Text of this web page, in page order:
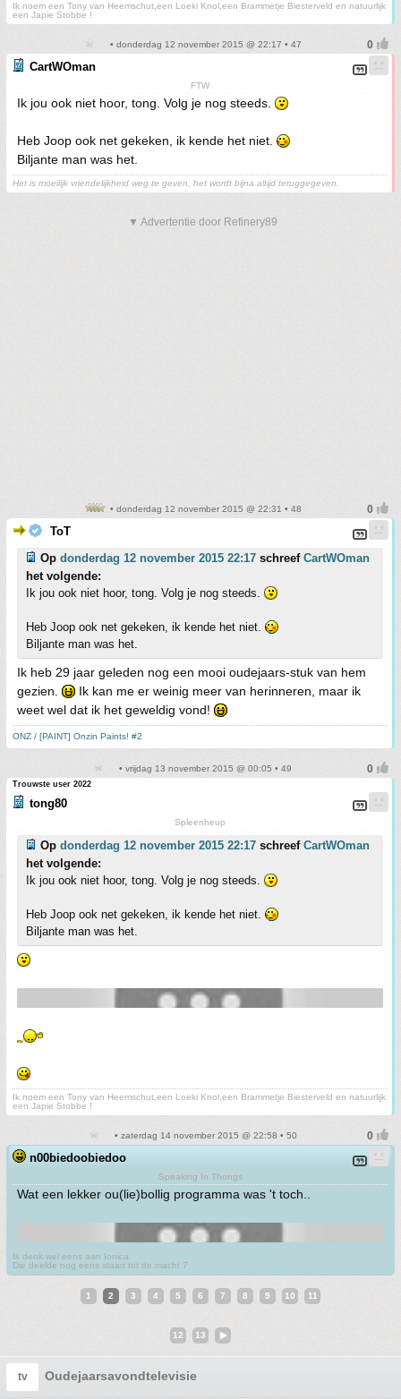
Ik noem een Tony van Heemschut,een Loeki Knol,een Brammetje Biesterveld en natuurlijk
een Japie Stobbe !
• donderdag 12 november 2015 @ 22:17 • 47
CartWOman
FTW
Ik jou ook niet hoor, tong. Volg je nog steeds.
Heb Joop ook net gekeken, ik kende het niet.
Biljante man was het.
Het is moeilijk vriendelijkheid weg te geven, het wordt bijna altijd teruggegeven.
▼ Advertentie door Refinery89
• donderdag 12 november 2015 @ 22:31 • 48
ToT
Op donderdag 12 november 2015 22:17 schreef CartWOman
het volgende:
Ik jou ook niet hoor, tong. Volg je nog steeds.
Heb Joop ook net gekeken, ik kende het niet.
Biljante man was het.
Ik heb 29 jaar geleden nog een mooi oudejaars-stuk van hem
gezien.
Ik kan me er weinig meer van herinneren, maar ik
weet wel dat ik het geweldig vond!
ONZ / [PAINT] Onzin Paints! #2
• vrijdag 13 november 2015 @ 00:05 • 49
Trouwste user 2022
tong80
Spleenheup
Op donderdag 12 november 2015 22:17 schreef CartWOman
het volgende:
Ik jou ook niet hoor, tong. Volg je nog steeds.
Heb Joop ook net gekeken, ik kende het niet.
Biljante man was het.
Ik noem een Tony van Heemschut,een Loeki Knol,een Brammetje Biesterveld en natuurlijk
een Japie Stobbe !
• zaterdag 14 november 2015 @ 22:58 • 50
n00biedoobiedoo
Speaking In Thongs
Wat een lekker ou(lie)bollig programma was 't toch..
Ik denk wel eens aan Ionica
Die deelde nog eens staart tot de macht 7
1 2 3 4 5 6 7 8 9 10 11
12 13
tv Oudejaarsavondtelevisie